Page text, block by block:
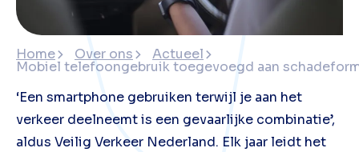
Home Over ons Actueel
Mobiel telefoongebruik toegevoegd aan
‘Een smartphone gebruiken terwijl je aan het
verkeer deelneemt is een gevaarlijke combinatie’,
aldus Veilig Verkeer Nederland. Elk jaar leidt het